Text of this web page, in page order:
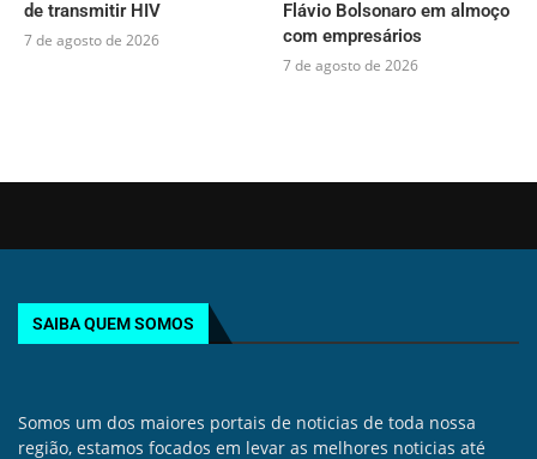
de transmitir HIV
7 de agosto de 2026
Flávio Bolsonaro em almoço
com empresários
7 de agosto de 2026
SAIBA QUEM SOMOS
Somos um dos maiores portais de noticias de toda nossa
região, estamos focados em levar as melhores noticias até